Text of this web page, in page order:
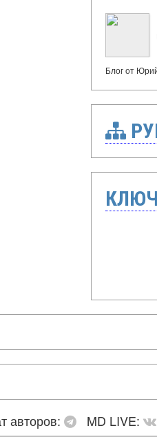
Блог от
авторов: MD LIVE: